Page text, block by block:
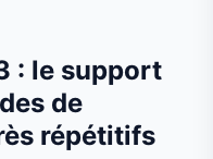
: le support
de
répétitifs